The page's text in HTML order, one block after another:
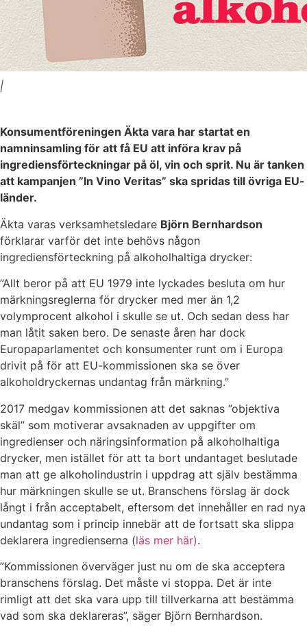
|
Konsumentföreningen Äkta vara har startat en
namninsamling för att få EU att införa krav på
ingrediensförteckningar på öl, vin och sprit. Nu är tanken
att kampanjen ”In Vino Veritas” ska spridas till övriga EU-
länder.
Äkta varas verksamhetsledare Björn Bernhardson
förklarar varför det inte behövs någon
ingrediensförteckning på alkoholhaltiga drycker:
”Allt beror på att EU 1979 inte lyckades besluta om hur
märkningsreglerna för drycker med mer än 1,2
volymprocent alkohol i skulle se ut. Och sedan dess har
man låtit saken bero. De senaste åren har dock
Europaparlamentet och konsumenter runt om i Europa
drivit på för att EU-kommissionen ska se över
alkoholdryckernas undantag från märkning.”
2017 medgav kommissionen att det saknas ”objektiva
skäl” som motiverar avsaknaden av uppgifter om
ingredienser och näringsinformation på alkoholhaltiga
drycker, men istället för att ta bort undantaget beslutade
man att ge alkoholindustrin i uppdrag att själv bestämma
hur märkningen skulle se ut. Branschens förslag är dock
långt i från acceptabelt, eftersom det innehåller en rad nya
undantag som i princip innebär att de fortsatt ska slippa
deklarera ingredienserna (läs mer här).
”Kommissionen överväger just nu om de ska acceptera
branschens förslag. Det måste vi stoppa. Det är inte
rimligt att det ska vara upp till tillverkarna att bestämma
vad som ska deklareras”, säger Björn Bernhardson.